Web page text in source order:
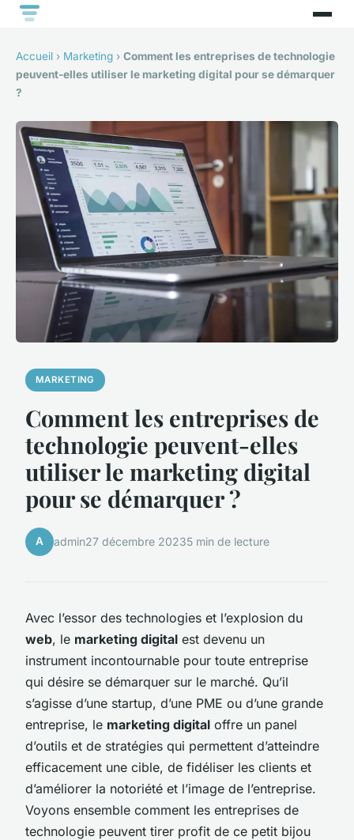
Accueil › Marketing › Comment les entreprises de technologie
peuvent-elles utiliser le marketing digital pour se démarquer
?
MARKETING
Comment les entreprises de
technologie peuvent-elles
utiliser le marketing digital
pour se démarquer ?
A admin27 décembre 20235 min de lecture
Avec l’essor des technologies et l’explosion du
web, le marketing digital est devenu un
instrument incontournable pour toute entreprise
qui désire se démarquer sur le marché. Qu’il
s’agisse d’une startup, d’une PME ou d’une grande
entreprise, le marketing digital offre un panel
d’outils et de stratégies qui permettent d’atteindre
efficacement une cible, de fidéliser les clients et
d’améliorer la notoriété et l’image de l’entreprise.
Voyons ensemble comment les entreprises de
technologie peuvent tirer profit de ce petit bijou